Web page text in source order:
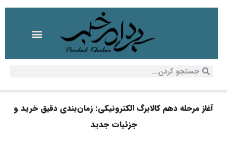
آغاز مرحله دهم کالابرگ الکترونیکی: زمان‌بندی دقیق خرید و
جزئیات جدید